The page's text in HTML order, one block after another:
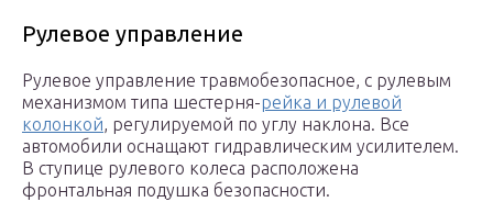
Рулевое управление
Рулевое управление травмобезопасное, с рулевым
механизмом типа шестерня-рейка и рулевой
колонкой, регулируемой по углу наклона. Все
автомобили оснащают гидравлическим усилителем.
В ступице рулевого колеса расположена
фронтальная подушка безопасности.